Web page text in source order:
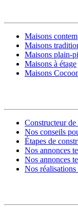
Maisons
Maisons
Maisons plain-
Maisons à étage
Maisons
Constructeur
Nos conseils
Étapes de
Nos annonces
Nos annonces
Nos réalisations